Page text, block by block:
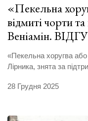
«Пекельна
відмиті чорти
Веніамін.
«Пекельна хоругва
Лірника, знята за
28 Грудня 2025